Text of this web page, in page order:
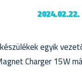
2024.02.22.
egyik
Charger 15W